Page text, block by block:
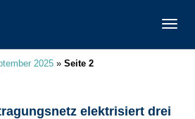
2025 » Seite 2
elektrisiert drei